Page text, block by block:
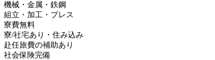
機械・金属・鉄鋼
組立・加工・プレス
寮費無料
寮/社宅あり・住み込み
赴任旅費の補助あり
社会保険完備